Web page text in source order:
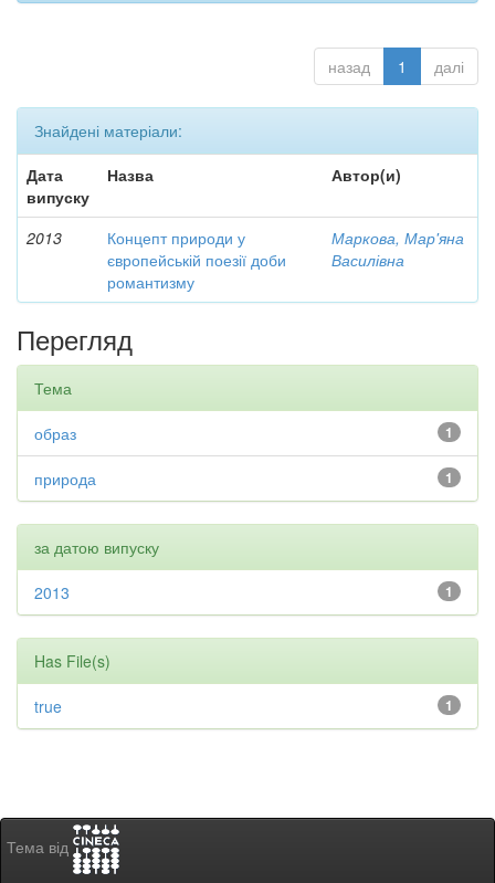
назад 1 далі
Знайдені матеріали:
Дата
випуску
Назва Автор(и)
2013
Концепт природи у
європейській поезії доби
романтизму
Маркова, Мар'яна
Василівна
Перегляд
Тема
1
образ
1
природа
за датою випуску
1
2013
Has File(s)
1
true
Тема від